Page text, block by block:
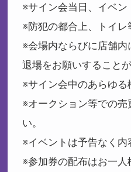
※サイン会当日、イベ
※防犯の都合上、トイ
※会場内ならびに店舗
退場をお願いすること
※サイン会中のあらゆ
※オークション等での
い。
※イベントは予告なく
※参加券の配布はお一